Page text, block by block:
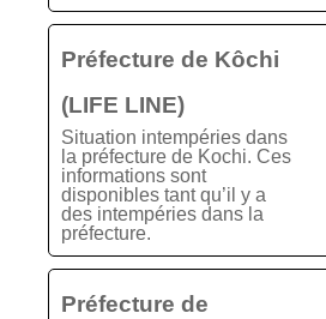
Préfecture de Kôchi
(LIFE LINE)
Situation intempéries dans
la préfecture de Kochi. Ces
informations sont
disponibles tant qu’il y a
des intempéries dans la
préfecture.
Préfecture de